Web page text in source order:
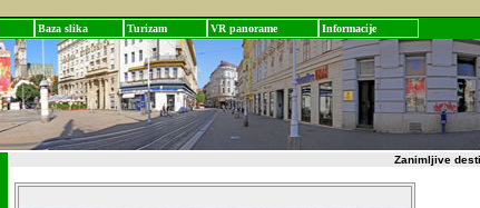
Baza slika Turizam VR panorame Informacije
Zanimljive